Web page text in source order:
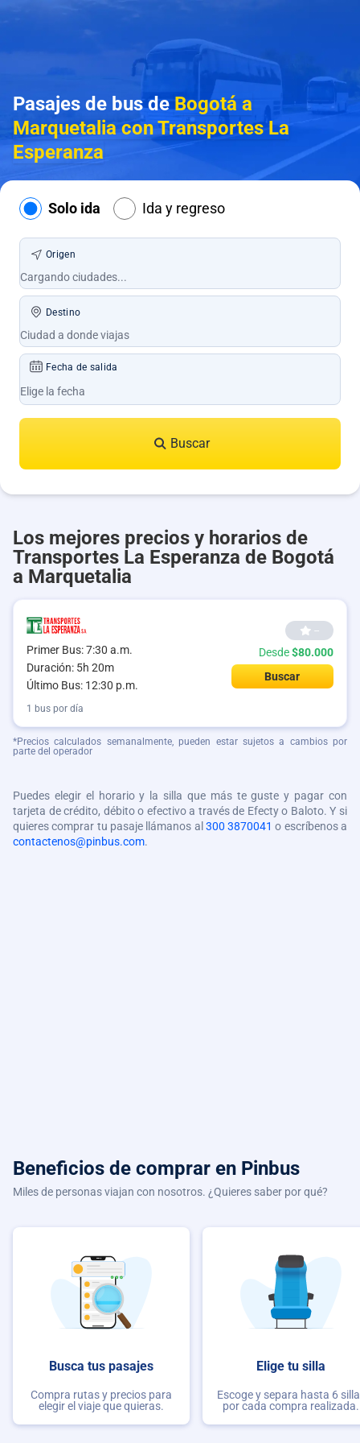
Pasajes de bus deBogotá a
Marquetalia con Transportes La
Esperanza
Solo ida Ida y regreso
Origen
Destino
Fecha de salida
Buscar
Los mejores precios y horarios de
Transportes La Esperanza de Bogotá
a Marquetalia
Primer Bus: 7:30 a.m.
Duración: 5h 20m
Último Bus: 12:30 p.m.
--
Desde$80.000
Buscar
1 bus por día
*Precios calculados semanalmente, pueden estar sujetos a cambios por
parte del operador
Puedes elegir el horario y la silla que más te guste y pagar con
tarjeta de crédito, débito o efectivo a través de Efecty o Baloto. Y si
quieres comprar tu pasaje llámanos al 300 3870041 o escríbenos a
contactenos@pinbus.com.
Beneficios de comprar en Pinbus
Miles de personas viajan con nosotros. ¿Quieres saber por qué?
Busca tus pasajes
Compra rutas y precios para
elegir el viaje que quieras.
Elige tu silla
Escoge y separa hasta 6
por cada compra realizada.